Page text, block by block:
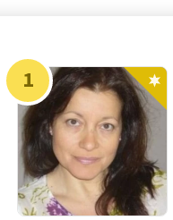
1